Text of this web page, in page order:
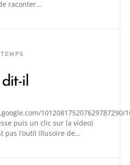
raconter...
il
101208175207629787290/
puis un clic sur la video)
pas l’outil illusoire de…